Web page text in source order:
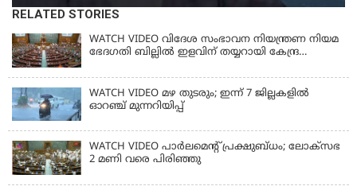
RELATED STORIES
WATCH VIDEO വിദേശ സംഭാവന നിയന്ത്രണ നിയമ
ഭേദഗതി ബില്ലില്‍ ഇളവിന് തയ്യറായി കേന്ദ്ര
WATCH VIDEO മഴ തുടരും; ഇന്ന് 7 ജില്ലകളിൽ
ഓറഞ്ച് മുന്നറിയിപ്പ്
WATCH VIDEO പാർലമെൻ്റ് പ്രക്ഷുബ്ധം; ലോക്സഭ
2 മണി വരെ പിരിഞ്ഞു